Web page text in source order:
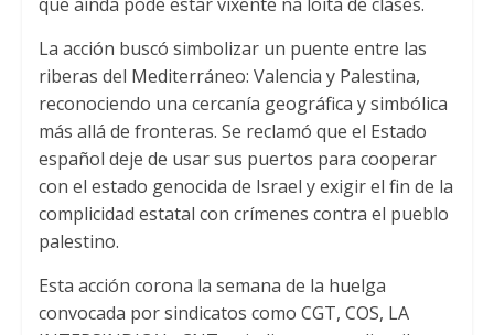
La acción buscó simbolizar un puente entre las
riberas del Mediterráneo: Valencia y Palestina,
reconociendo una cercanía geográfica y simbólica
más allá de fronteras. Se reclamó que el Estado
español deje de usar sus puertos para cooperar
con el estado genocida de Israel y exigir el fin de la
complicidad estatal con crímenes contra el pueblo
palestino.
Esta acción corona la semana de la huelga
convocada por sindicatos como CGT, COS, LA